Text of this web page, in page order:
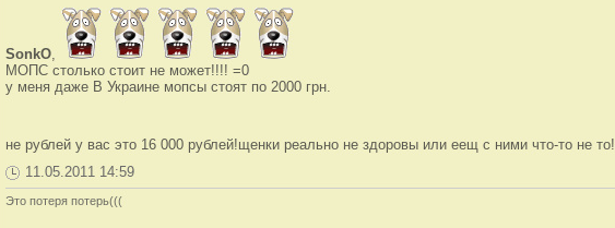
SonkO,
МОПС столько стоит не может!!!! =0
у меня даже В Украине мопсы стоят по 2000 грн.
не рублей у вас это 16 000 рублей!щенки реально не здоровы или еещ с ними что-то не то!
11.05.2011 14:59
Это потеря потерь(((